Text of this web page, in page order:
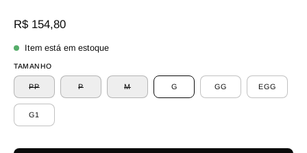
R$ 154,80
Item está em estoque
TAMANHO
PP P M G GG EGG
G1